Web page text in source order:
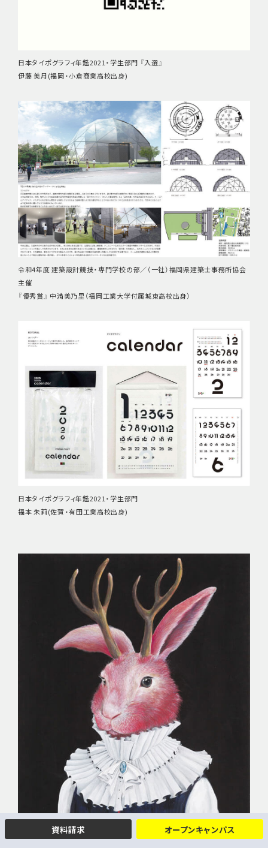
日本タイポグラフィ年鑑2021・学生部門 『入選』
伊藤 美月(福岡・小倉商業高校出身)
令和4年度 建築設計競技・専門学校の部／（一社）福岡県建築士事務所協会
主催
『優秀賞』 中満美乃里（福岡工業大学付属城東高校出身）
日本タイポグラフィ年鑑2021・学生部門
福本 朱莉(佐賀・有田工業高校出身)
資料請求 オープンキャンパス